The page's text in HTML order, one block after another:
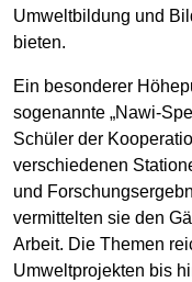
Umweltbildung und
bieten.
Ein besonderer
sogenannte „Nawi-
Schüler der
verschiedenen
und
vermittelten sie den
Arbeit. Die Themen
Umweltprojekten bis